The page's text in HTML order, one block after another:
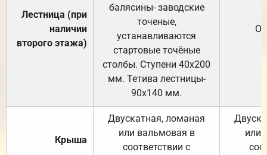
Лестница (при
наличии
второго этажа)
балясины- заводские
точеные,
устанавливаются
стартовые точёные
столбы. Ступени 40х200
мм. Тетива лестницы-
90х140 мм.
Крыша
Двускатная, ломаная
или вальмовая в
соответствии с
или